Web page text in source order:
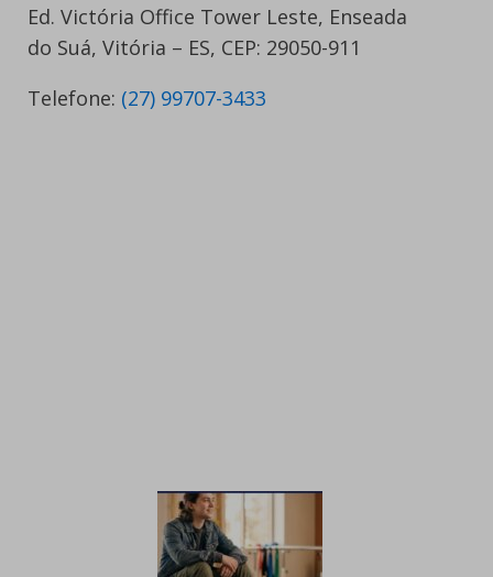
Ed. Victória Office Tower Leste, Enseada
do Suá, Vitória – ES, CEP: 29050-911
Telefone: (27) 99707-3433